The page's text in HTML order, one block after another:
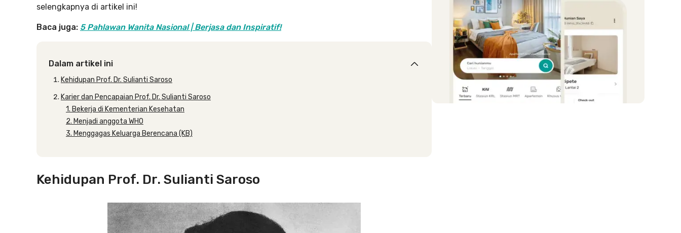
selengkapnya di artikel ini!
Baca juga: 5 Pahlawan Wanita Nasional | Berjasa dan Inspiratif!
Dalam artikel ini
Kehidupan Prof. Dr. Sulianti Saroso
Karier dan Pencapaian Prof. Dr. Sulianti Saroso
1. Bekerja di Kementerian Kesehatan
2. Menjadi anggota WHO
3. Menggagas Keluarga Berencana (KB)
Kehidupan Prof. Dr. Sulianti Saroso